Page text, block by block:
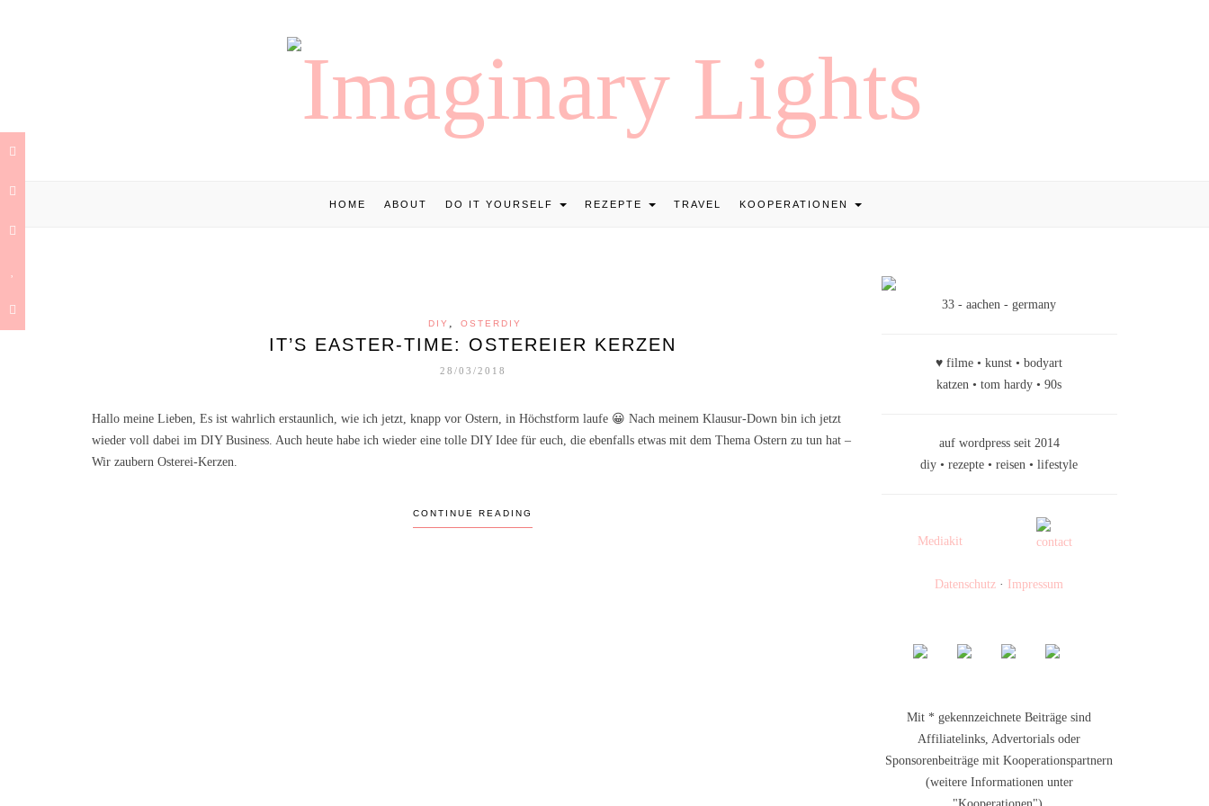
HOME ABOUT DO IT YOURSELF REZEPTE TRAVEL KOOPERATIONEN
DIY OSTERDIY
IT’S EASTER-TIME: OSTEREIER KERZEN
28/03/2018
Hallo meine Lieben, Es ist wahrlich erstaunlich, wie ich jetzt, knapp vor Ostern, in Höchstform laufe 😀 Nach meinem Klausur-Down bin ich jetzt
wieder voll dabei im DIY Business. Auch heute habe ich wieder eine tolle DIY Idee für euch, die ebenfalls etwas mit dem Thema Ostern zu tun hat –
Wir zaubern Osterei-Kerzen.
CONTINUE READING
33 - aachen - germany
♥ filme • kunst • bodyart
katzen • tom hardy • 90s
auf wordpress seit 2014
diy • rezepte • reisen • lifestyle
Mediakit
Datenschutz · Impressum
Mit * gekennzeichnete Beiträge sind
Affiliatelinks, Advertorials oder
Sponsorenbeiträge mit Kooperationspartnern
(weitere Informationen unter